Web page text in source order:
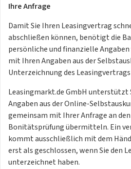
Ausstiegswarnung
Verkehrszeichenerkennung
Kreuzungsassistent
Abbiegebremsfunktion und
Fußgängerschutzmaßnahmen
ISOFIX-Halteösen für Kindersitze
Rücksitzen sowie auf dem
Beifahrersitz, i-Size-kompatibel
Fahrprofilauswahl
Servolenkung elektromechanisch,
geschwindigkeitsabhängig geregelt
Dreipunkt-
die äußeren Rücksitzplätze
Diebstahlwarnanlage mit
Ihre Anfrage
Damit Sie Ihren Leasingvertrag
abschließen können, benötigt die
persönliche und finanzielle
mit Ihren Angaben aus der
Unterzeichnung des
Leasingmarkt.de GmbH unterstützt
Angaben aus der Online-
gemeinsam mit Ihrer Anfrage an
Bonitätsprüfung übermitteln. Ein
kommt ausschließlich mit dem
erst als geschlossen, wenn Sie den
unterzeichnet haben.